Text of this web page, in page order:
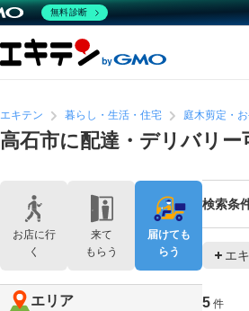
エキテン 暮らし・生活・住宅 庭木剪定・
高石市に配達・デリバリ
検索条
エ
5 件
お店に行
く
来て
もらう
届けても
らう
エリア
無料診断